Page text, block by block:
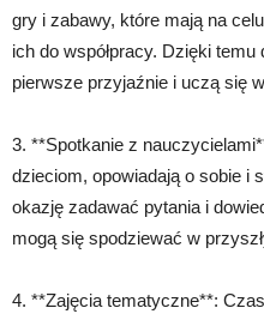
gry i zabawy, które mają na
ich do współpracy. Dzięki
pierwsze przyjaźnie i uczą się
3. **Spotkanie z
dzieciom, opowiadają o sobie i
okazję zadawać pytania i
mogą się spodziewać w
4. **Zajęcia tematyczne**: